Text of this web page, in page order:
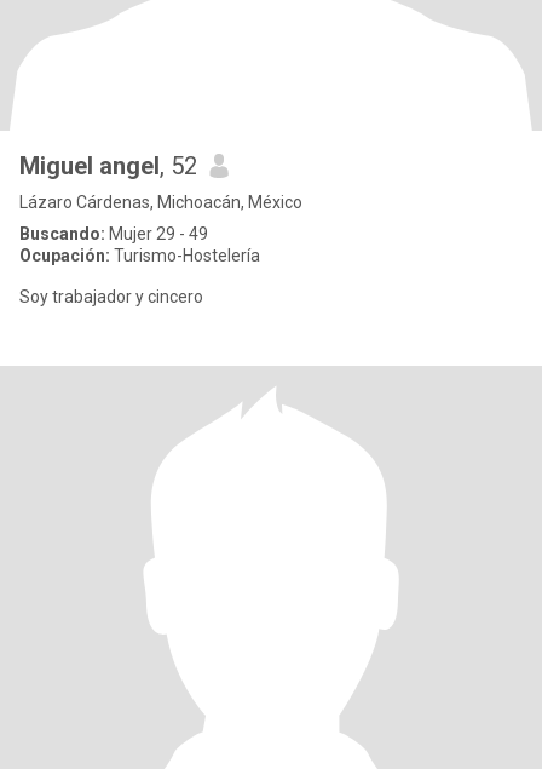
Miguel angel, 52
Lázaro Cárdenas, Michoacán, México
Buscando: Mujer 29 - 49
Ocupación: Turismo-Hostelería
Soy trabajador y cincero